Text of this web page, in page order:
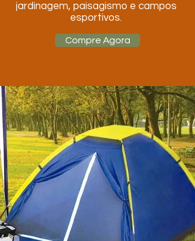
jardinagem, paisagismo e campos
esportivos.
Compre Agora